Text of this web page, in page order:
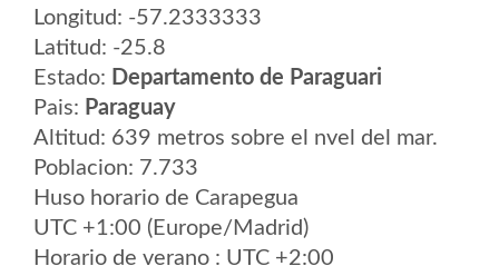
Longitud: -57.2333333
Latitud: -25.8
Estado: Departamento de Paraguari
Pais: Paraguay
Altitud: 639 metros sobre el nvel del mar.
Poblacion: 7.733
Huso horario de Carapegua
UTC +1:00 (Europe/Madrid)
Horario de verano : UTC +2:00